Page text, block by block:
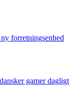
forretningsenhed
gamer dagligt